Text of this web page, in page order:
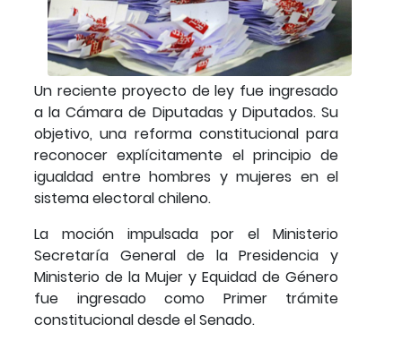
Un reciente proyecto de ley fue ingresado
a la Cámara de Diputadas y Diputados. Su
objetivo, una reforma constitucional para
reconocer explícitamente el principio de
igualdad entre hombres y mujeres en el
sistema electoral chileno.
La moción impulsada por el Ministerio
Secretaría General de la Presidencia y
Ministerio de la Mujer y Equidad de Género
fue ingresado como Primer trámite
constitucional desde el Senado.